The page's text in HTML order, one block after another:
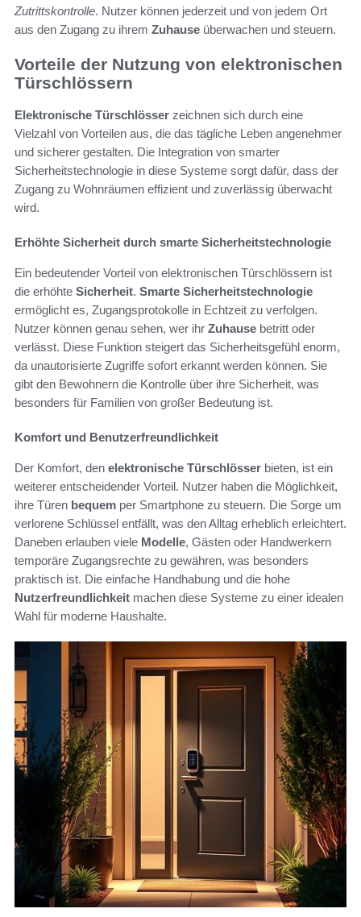
Zutrittskontrolle. Nutzer können jederzeit und von jedem Ort
aus den Zugang zu ihrem Zuhause überwachen und steuern.
Vorteile der Nutzung von elektronischen
Türschlössern
Elektronische Türschlösser zeichnen sich durch eine
Vielzahl von Vorteilen aus, die das tägliche Leben angenehmer
und sicherer gestalten. Die Integration von smarter
Sicherheitstechnologie in diese Systeme sorgt dafür, dass der
Zugang zu Wohnräumen effizient und zuverlässig überwacht
wird.
Erhöhte Sicherheit durch smarte Sicherheitstechnologie
Ein bedeutender Vorteil von elektronischen Türschlössern ist
die erhöhte Sicherheit. Smarte Sicherheitstechnologie
ermöglicht es, Zugangsprotokolle in Echtzeit zu verfolgen.
Nutzer können genau sehen, wer ihr Zuhause betritt oder
verlässt. Diese Funktion steigert das Sicherheitsgefühl enorm,
da unautorisierte Zugriffe sofort erkannt werden können. Sie
gibt den Bewohnern die Kontrolle über ihre Sicherheit, was
besonders für Familien von großer Bedeutung ist.
Komfort und Benutzerfreundlichkeit
Der Komfort, den elektronische Türschlösser bieten, ist ein
weiterer entscheidender Vorteil. Nutzer haben die Möglichkeit,
ihre Türen bequem per Smartphone zu steuern. Die Sorge um
verlorene Schlüssel entfällt, was den Alltag erheblich erleichtert.
Daneben erlauben viele Modelle, Gästen oder Handwerkern
temporäre Zugangsrechte zu gewähren, was besonders
praktisch ist. Die einfache Handhabung und die hohe
Nutzerfreundlichkeit machen diese Systeme zu einer idealen
Wahl für moderne Haushalte.